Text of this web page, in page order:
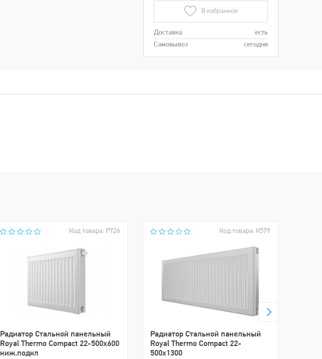
В избранное
Доставка
есть
Самовывоз
сегодня
Код товара: Р726
Pадиатор Стальной панельный
Royal Thermo Compact 22-500x600
ниж.подкл
Код товара: К579
Pадиатор Стальной панельный
Royal Thermo Compact 22-
500x1300